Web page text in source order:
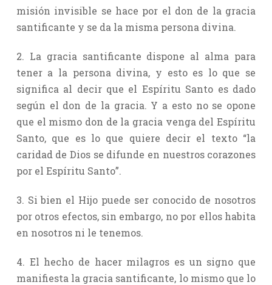
misión invisible se hace por el don de la gracia
santificante y se da la misma persona divina.
2. La gracia santificante dispone al alma para
tener a la persona divina, y esto es lo que se
significa al decir que el Espíritu Santo es dado
según el don de la gracia. Y a esto no se opone
que el mismo don de la gracia venga del Espíritu
Santo, que es lo que quiere decir el texto “la
caridad de Dios se difunde en nuestros corazones
por el Espíritu Santo”.
3. Si bien el Hijo puede ser conocido de nosotros
por otros efectos, sin embargo, no por ellos habita
en nosotros ni le tenemos.
4. El hecho de hacer milagros es un signo que
manifiesta la gracia santificante, lo mismo que lo